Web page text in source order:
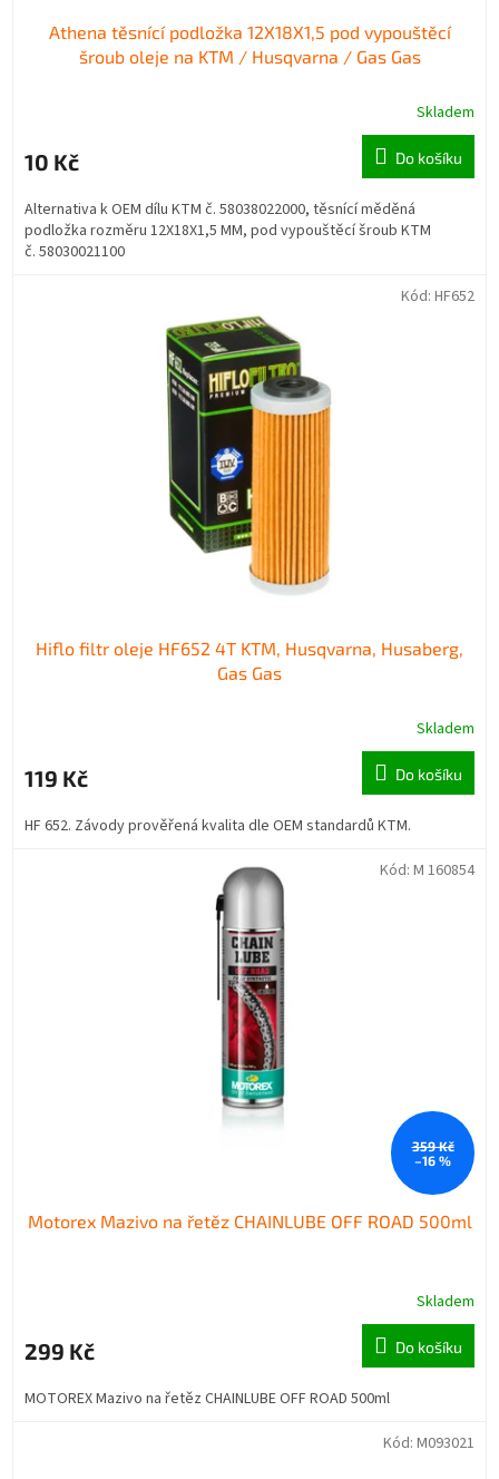
Athena těsnící podložka 12X18X1,5 pod vypouštěcí
šroub oleje na KTM / Husqvarna / Gas Gas
Skladem
10 Kč Do košíku
Alternativa k OEM dílu KTM č. 58038022000, těsnící měděná
podložka rozměru 12X18X1,5 MM, pod vypouštěcí šroub KTM
č. 58030021100
Hiflo filtr oleje HF652 4T KTM, Husqvarna, Husaberg,
Gas Gas
Skladem
119 Kč Do košíku
HF 652. Závody prověřená kvalita dle OEM standardů KTM.
Kód: HF652
359 Kč
–16 %
Motorex Mazivo na řetěz CHAINLUBE OFF ROAD 500ml
Skladem
299 Kč Do košíku
MOTOREX Mazivo na řetěz CHAINLUBE OFF ROAD 500ml
Kód: M 160854
Kód: M093021